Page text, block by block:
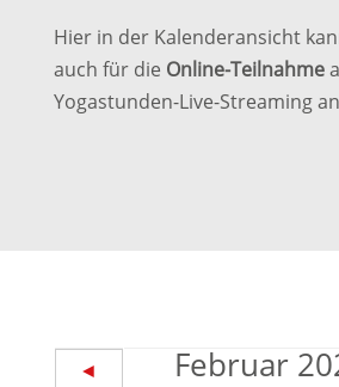
Hier in der Kalenderansicht
auch für die Online-Teilnahme
Yogastunden-Live-Streaming
◄
Februar